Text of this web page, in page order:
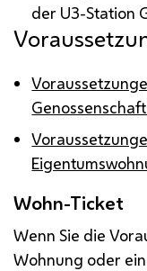
der U3-Station
Wohn-Ticket
Wenn Sie die
Wohnung oder